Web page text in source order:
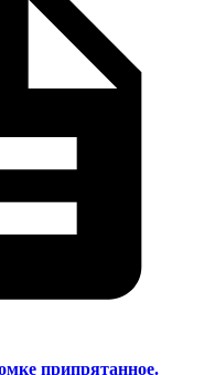
припрятанное.